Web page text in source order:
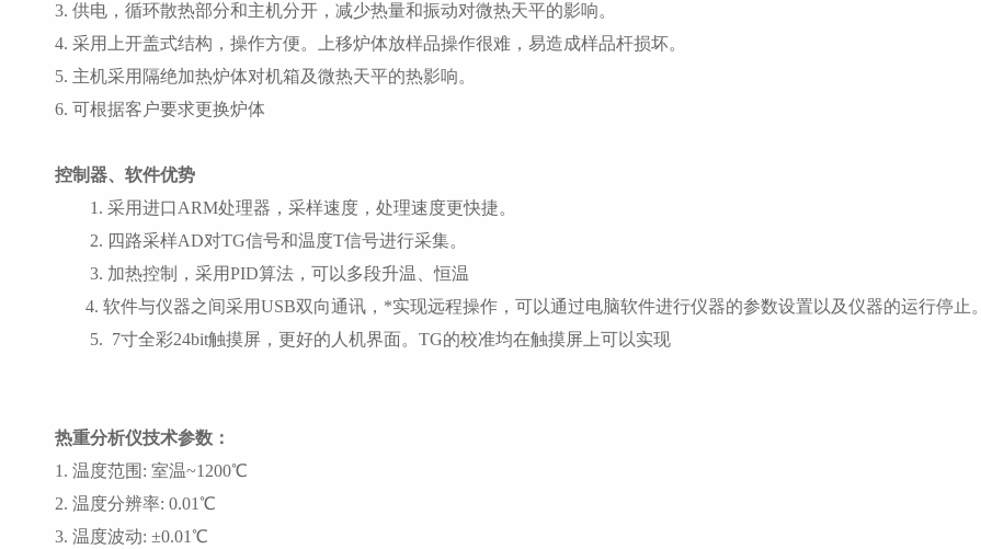
3. 供电，循环散热部分和主机分开，减少热量和振动对微热天平的影响。
4. 采用上开盖式结构，操作方便。上移炉体放样品操作很难，易造成样品杆损坏。
5. 主机采用隔绝加热炉体对机箱及微热天平的热影响。
6. 可根据客户要求更换炉体
控制器、软件优势
1. 采用进口ARM处理器，采样速度，处理速度更快捷。
2. 四路采样AD对TG信号和温度T信号进行采集。
3. 加热控制，采用PID算法，可以多段升温、恒温
4. 软件与仪器之间采用USB双向通讯，*实现远程操作，可以通过电脑软件进行仪器的参数设置以及仪器的运行停止。
5. 7寸全彩24bit触摸屏，更好的人机界面。TG的校准均在触摸屏上可以实现
热重分析仪技术参数：
1. 温度范围: 室温~1200℃
2. 温度分辨率: 0.01℃
3. 温度波动: ±0.01℃